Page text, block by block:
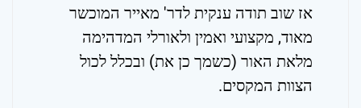
אז שוב תודה ענקית לדר' מאייר המוכשר
מאוד, מקצועי ואמין ולאורלי המדהימה
מלאת האור (כשמך כן את) ובכלל לכול
הצוות המקסים.